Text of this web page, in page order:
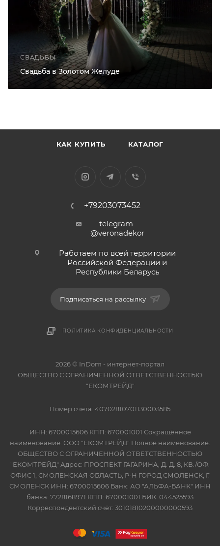
СВАДЬБЫ
Свадьба в Золотом Желуде
КАК КУПИТЬ КАТАЛОГ
+79203073452
telegram
@veronadekor
Работаем по всей территории
Российской Федерации и
Республики Беларусь
Подписаться на рассылку
ПОЛИТИКА КОНФИДЕНЦИАЛЬНОСТИ
2026 © InDom - интернет-портал
ОБЩЕСТВО С ОГРАНИЧЕННОЙ ОТВЕТСТВЕННОСТЬЮ
"ЕКОМТРЕЙД"
Номер счёта: 40702810701130003585
ИНН: 6700015606 КПП: 670001001 Сокращённое
наименование: ООО "ЕКОМТРЕЙД" Полное наименование:
ОБЩЕСТВО С ОГРАНИЧЕННОЙ ОТВЕТСТВЕННОСТЬЮ
"ЕКОМТРЕЙД" Адрес: ПРОСПЕКТ ГАГАРИНА, Д. Д. 8, КВ./ОФ.
ОФИС 1, СМОЛЕНСКАЯ ОБЛАСТЬ, Р-Н ГОРОД СМОЛЕНСК, Г.
СМОЛЕНСК ИНН: 6700015606 Банк: АО "АЛЬФА-БАНК" ИНН
банка: 7728168971 КПП: 670001001 БИК: 044525593
Корреспондентский счёт: 30101810200000000593